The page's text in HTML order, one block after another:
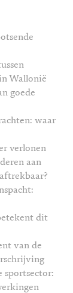
Wallonië
goede
waar
verlonen
aan
dit
van de
sportsector: